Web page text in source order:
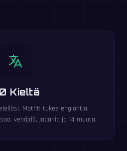
Kieltä
MathIt tukee englantia,
venäjää, japania ja 14 muuta.